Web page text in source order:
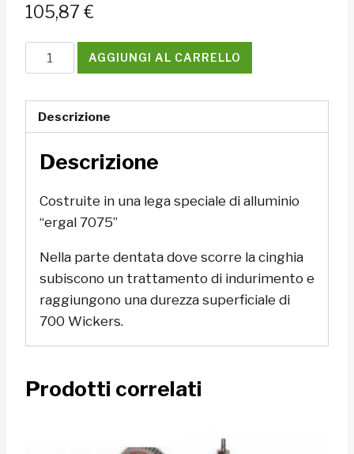
105,87 €
Puleggia
Mini
Volumetrico
quantità
AGGIUNGI AL CARRELLO
Descrizione
Descrizione
Costruite in una lega speciale di alluminio
“ergal 7075”
Nella parte dentata dove scorre la cinghia
subiscono un trattamento di indurimento e
raggiungono una durezza superficiale di
700 Wickers.
Prodotti correlati